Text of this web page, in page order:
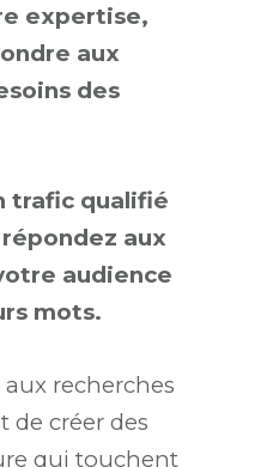
expertise,
aux
des
trafic qualifié
aux
audience
mots.
recherches
de créer des
qui touchent